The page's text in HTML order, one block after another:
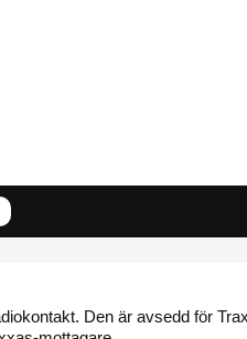
Den är avsedd för